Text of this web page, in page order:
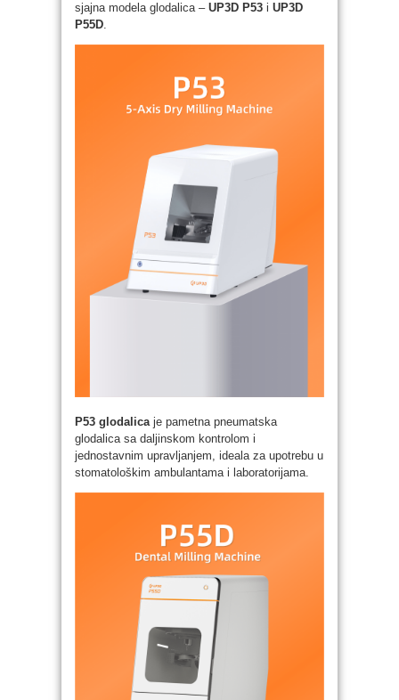
sjajna modela glodalica – UP3D P53 i UP3D
P55D.
P53 glodalica je pametna pneumatska
glodalica sa daljinskom kontrolom i
jednostavnim upravljanjem, ideala za upotrebu u
stomatološkim ambulantama i laboratorijama.